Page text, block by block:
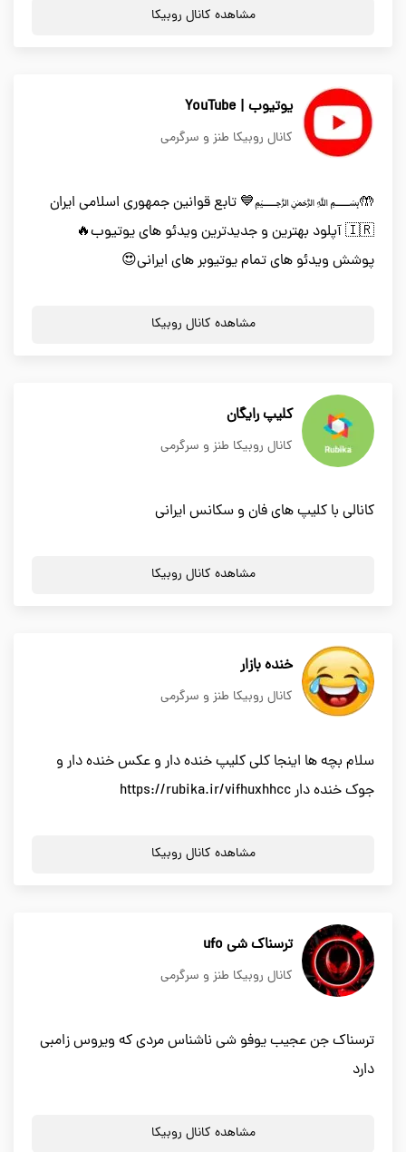
مشاهده کانال روبیکا
یوتیوب | YouTube
کانال روبیکا طنز و سرگرمی
🤲﷽💙 تابع قوانین جمهوری اسلامی ایران
🇮🇷 آپلود بهترین و جدیدترین ویدئو های یوتیوب🔥
پوشش ویدئو های تمام یوتیوبر های ایرانی😍
مشاهده کانال روبیکا
کلیپ رایگان
کانال روبیکا طنز و سرگرمی
کانالی با کلیپ های فان و سکانس ایرانی
مشاهده کانال روبیکا
خنده بازار
کانال روبیکا طنز و سرگرمی
سلام بچه ها اینجا کلی کلیپ خنده دار و عکس خنده دار و
جوک خنده دار https://rubika.ir/vifhuxhhcc
مشاهده کانال روبیکا
ترسناک شی ufo
کانال روبیکا طنز و سرگرمی
ترسناک جن عجیب یوفو شی ناشناس مردی که ویروس زامبی
دارد
مشاهده کانال روبیکا